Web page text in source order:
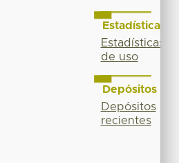
Estadísticas
Estadísticas
de uso
Depósitos
Depósitos
recientes